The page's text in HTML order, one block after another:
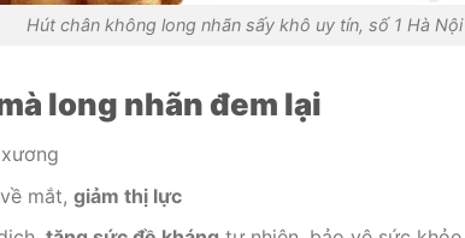
Hút chân không long nhãn sấy khô uy tín, số 1 Hà Nội
long nhãn đem lại
mắt, giảm thị lực